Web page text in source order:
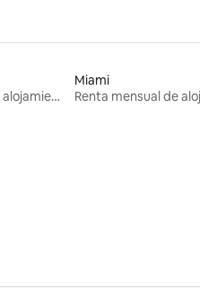
Renta mensual de alojamientos
Miami